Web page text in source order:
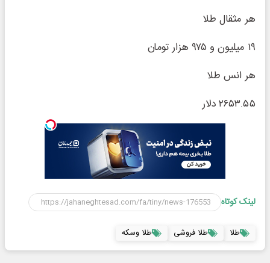
هر مثقال طلا
۱۹ میلیون و ۹۷۵ هزار تومان
هر انس طلا
۲۶۵۳.۵۵ دلار
لینک کوتاه
طلا طلا فروشی طلا وسکه